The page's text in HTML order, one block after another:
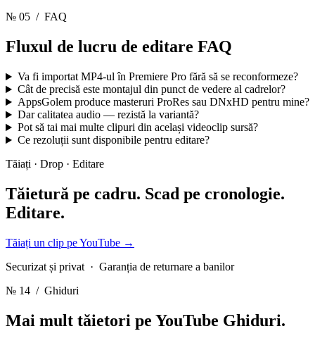
№ 05 / FAQ
Fluxul de lucru de editare FAQ
Va fi importat MP4-ul în Premiere Pro fără să se reconformeze?
Cât de precisă este montajul din punct de vedere al cadrelor?
AppsGolem produce masteruri ProRes sau DNxHD pentru mine?
Dar calitatea audio — rezistă la variantă?
Pot să tai mai multe clipuri din același videoclip sursă?
Ce rezoluții sunt disponibile pentru editare?
Tăiați · Drop · Editare
Tăietură pe cadru. Scad pe cronologie.
Editare.
Tăiați un clip pe YouTube →
Securizat și privat · Garanția de returnare a banilor
№ 14 / Ghiduri
Mai mult tăietori pe YouTube Ghiduri.